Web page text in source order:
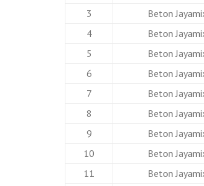
3
Beton
4
Beton
5
Beton
6
Beton
7
Beton
8
Beton
9
Beton
10
Beton
11
Beton